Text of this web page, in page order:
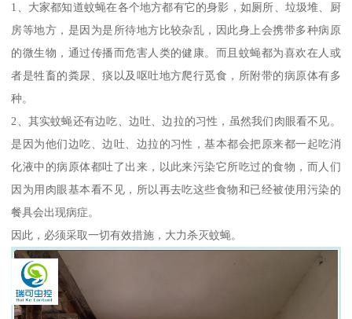
1、大家都知道蚊蝇在各个地方都有它的身影，如厕所、垃圾堆、厨
房等地方，是因为是所待地方比较杂乱，因此身上会携带多种病原
的微生物，通过传播而危害人类的健康。而且蚊蝇都为喜欢在人或
者是牲畜的粪尿、痰以及呕吐地方爬行觅食，所附带的病原体有多
种。
2、其实蚊蝇还有边吃、边吐、边拉的习性，虽然我们肉眼看不见。
是因为他们边吃、边吐、边拉的习性，基本都会把原来都一起吃消
化液中的病原体都吐了出来，以此来污染它所吃过的食物，而人们
因为用肉眼基本看不见，所以再去吃这些食物和已经被使用污染的
餐具会出现病症。
因此，必须采取一切有效措施，大力杀灭蚊蝇。